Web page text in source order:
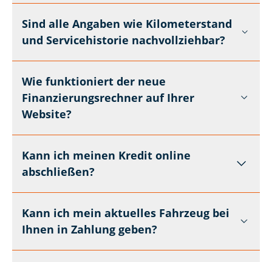
Sind alle Angaben wie Kilometerstand
und Servicehistorie nachvollziehbar?
Wie funktioniert der neue
Finanzierungsrechner auf Ihrer
Website?
Kann ich meinen Kredit online
abschließen?
Kann ich mein aktuelles Fahrzeug bei
Ihnen in Zahlung geben?